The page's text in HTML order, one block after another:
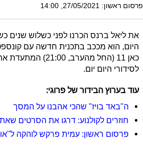
פרסום ראשון: 27/05/2021, 14:00
את ליאל ברנס הכרנו לפני כשלוש שנים
היום, הוא מככב בתכנית חדשה עם
כאן 11 (החל
לסידורי היום יום.
עוד בערוץ הבידור של פרוגי:
ה"באד בויז" שהכי אהבנו על המסך
חוזרים לקולנוע: דרגו את הסרטים
פרסום ראשון: עמית פרקש לוהקה